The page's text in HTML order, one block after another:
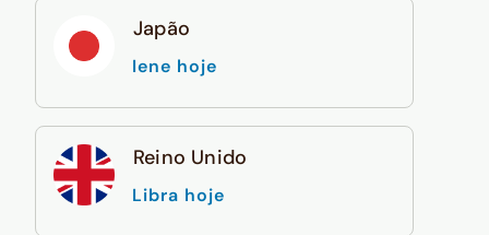
Japão
Iene hoje
Reino Unido
Libra hoje